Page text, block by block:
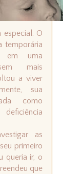
especial. O
temporária
em uma
mais
a viver
sua
como
as
primeiro
queria ir, o
que